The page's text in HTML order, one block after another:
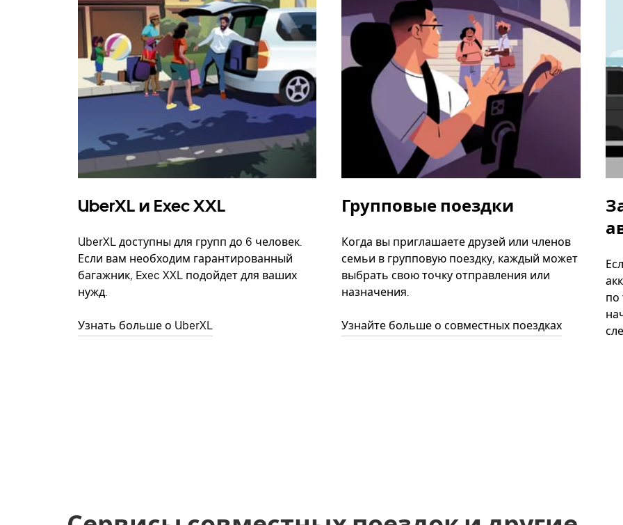
UberXL и Exec XXL
UberXL доступны для групп до 6 человек.
Если вам необходим гарантированный
багажник, Exec XXL подойдет для ваших
нужд.
Узнать больше о UberXL
Групповые поездки
Когда вы приглашаете друзей или членов
семьи в групповую поездку, каждый может
выбрать свою точку отправления или
назначения.
Узнайте больше о совместных поездках
по